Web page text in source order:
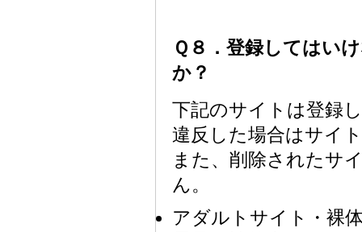
Ｑ８．登録してはい
か？
下記のサイトは登録
違反した場合はサイ
また、削除されたサ
ん。
アダルトサイト・裸